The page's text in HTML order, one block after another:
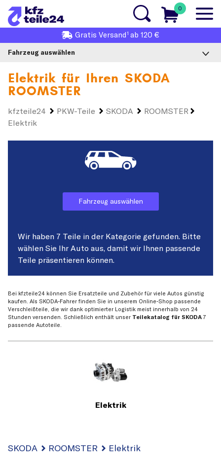
0
Gratis Versand1 ab 120 €
Fahrzeug auswählen
Elektrik für Ihren SKODA
ROOMSTER
kfzteile24 PKW-Teile SKODA
ROOMSTER
Elektrik
Fahrzeug auswählen
Wir haben 7 Teile in der Kategorie gefunden. Bitte
wählen Sie Ihr Auto aus, damit wir Ihnen passende
Teile präsentieren können.
Bei kfzteile24 können Sie Ersatzteile und Zubehör für viele Autos günstig
kaufen. Als SKODA-Fahrer finden Sie in unserem Online-Shop passende
Verschleißteile, die wir dank optimierter Logistik meist innerhalb von 24
Stunden versenden. Schließlich enthält unser Teilekatalog für SKODA7
passende Autoteile.
Elektrik
SKODA ROOMSTER Elektrik